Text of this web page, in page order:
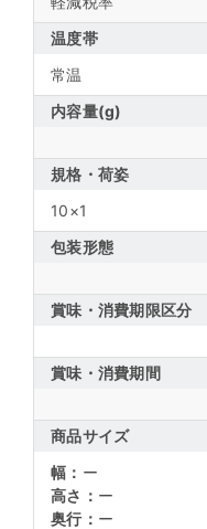
温度帯
常温
内容量(g)
規格・荷姿
10×1
包装形態
賞味・消費期限区分
賞味・消費期間
商品サイズ
幅： ー
高さ： ー
奥行： ー